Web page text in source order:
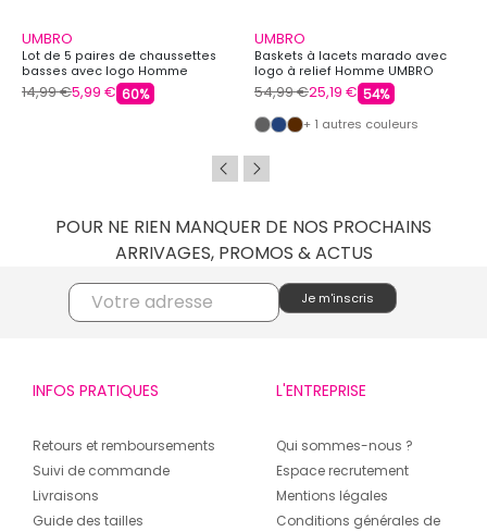
UMBRO
Lot de 5 paires de chaussettes
basses avec logo Homme
UMBRO
14,99 €5,99 € 60%
UMBRO
Baskets à lacets marado avec
logo à relief Homme UMBRO
54,99 €25,19 € 54%
+ 1 autres couleurs
POUR NE RIEN MANQUER DE NOS PROCHAINS
ARRIVAGES, PROMOS & ACTUS
INFOS PRATIQUES
Retours et remboursements
Suivi de commande
Livraisons
Guide des tailles
L'ENTREPRISE
Qui sommes-nous ?
Espace recrutement
Mentions légales
Conditions générales de